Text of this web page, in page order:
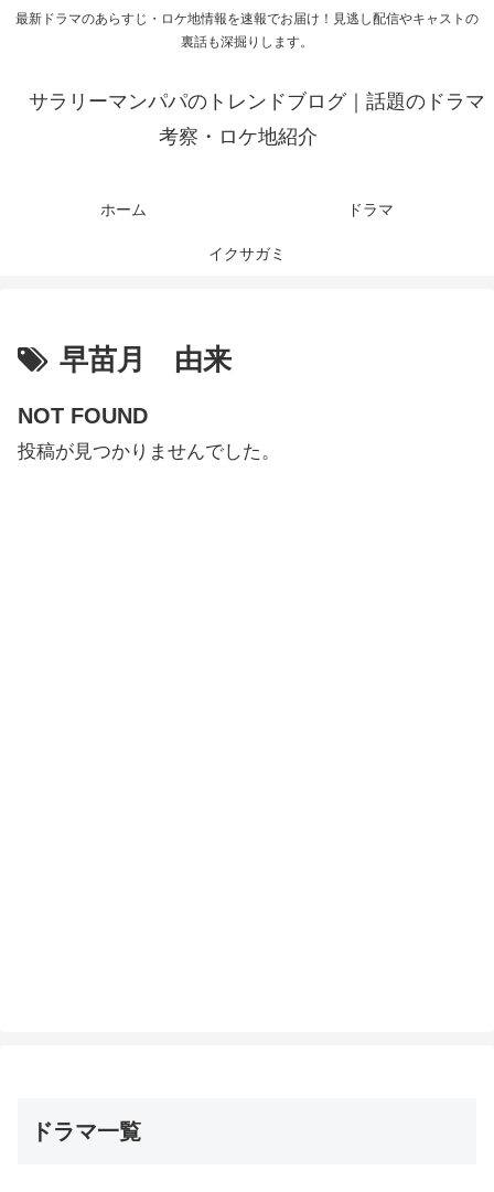
最新ドラマのあらすじ・ロケ地情報を速報でお届け！見逃し配信やキャストの
裏話も深掘りします。
サラリーマンパパのトレンドブログ｜話題のドラマ
考察・ロケ地紹介
ホーム ドラマ
イクサガミ
早苗月 由来
NOT FOUND
投稿が見つかりませんでした。
ドラマ一覧